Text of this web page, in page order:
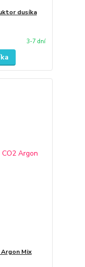
dusíka
3-7 dní
Argon Mix